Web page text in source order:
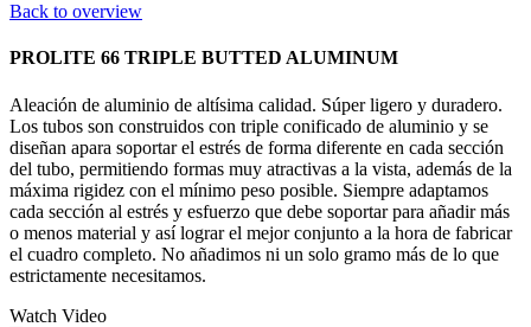
Back to overview
PROLITE 66 TRIPLE BUTTED ALUMINUM
Aleación de aluminio de altísima calidad. Súper ligero y duradero.
Los tubos son construidos con triple conificado de aluminio y se
diseñan apara soportar el estrés de forma diferente en cada sección
del tubo, permitiendo formas muy atractivas a la vista, además de la
máxima rigidez con el mínimo peso posible. Siempre adaptamos
cada sección al estrés y esfuerzo que debe soportar para añadir más
o menos material y así lograr el mejor conjunto a la hora de fabricar
el cuadro completo. No añadimos ni un solo gramo más de lo que
estrictamente necesitamos.
Watch Video